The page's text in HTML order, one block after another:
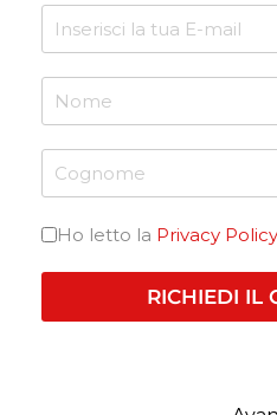
Ho letto la Privacy Policy
RICHIEDI IL